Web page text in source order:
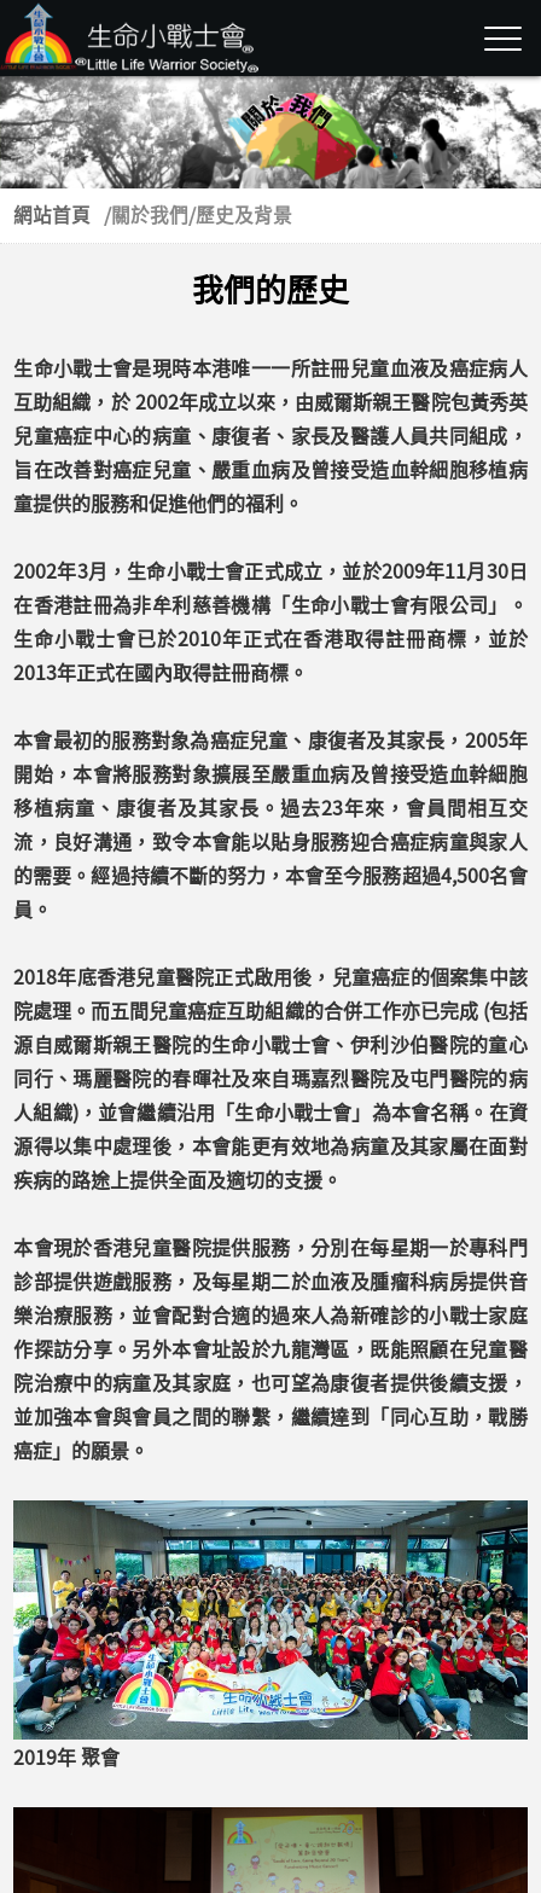
網站首頁 /關於我們/歷史及背景
我們的歷史
生命小戰士會是現時本港唯一一所註冊兒童血液及癌症病人
互助組織，於 2002年成立以來，由威爾斯親王醫院包黃秀英
兒童癌症中心的病童、康復者、家長及醫護人員共同組成，
旨在改善對癌症兒童、嚴重血病及曾接受造血幹細胞移植病
童提供的服務和促進他們的福利。
2002年3月，生命小戰士會正式成立，並於2009年11月30日
在香港註冊為非牟利慈善機構「生命小戰士會有限公司」。
生命小戰士會已於2010年正式在香港取得註冊商標，並於
2013年正式在國內取得註冊商標。
本會最初的服務對象為癌症兒童、康復者及其家長，2005年
開始，本會將服務對象擴展至嚴重血病及曾接受造血幹細胞
移植病童、康復者及其家長。過去23年來，會員間相互交
流，良好溝通，致令本會能以貼身服務迎合癌症病童與家人
的需要。經過持續不斷的努力，本會至今服務超過4,500名會
員。
2018年底香港兒童醫院正式啟用後，兒童癌症的個案集中該
院處理。而五間兒童癌症互助組織的合併工作亦已完成 (包括
源自威爾斯親王醫院的生命小戰士會、伊利沙伯醫院的童心
同行、瑪麗醫院的春暉社及來自瑪嘉烈醫院及屯門醫院的病
人組織)，並會繼續沿用「生命小戰士會」為本會名稱。在資
源得以集中處理後，本會能更有效地為病童及其家屬在面對
疾病的路途上提供全面及適切的支援。
本會現於香港兒童醫院提供服務，分別在每星期一於專科門
診部提供遊戲服務，及每星期二於血液及腫瘤科病房提供音
樂治療服務，並會配對合適的過來人為新確診的小戰士家庭
作探訪分享。另外本會址設於九龍灣區，既能照顧在兒童醫
院治療中的病童及其家庭，也可望為康復者提供後續支援，
並加強本會與會員之間的聯繫，繼續達到「同心互助，戰勝
癌症」的願景。
2019年 聚會